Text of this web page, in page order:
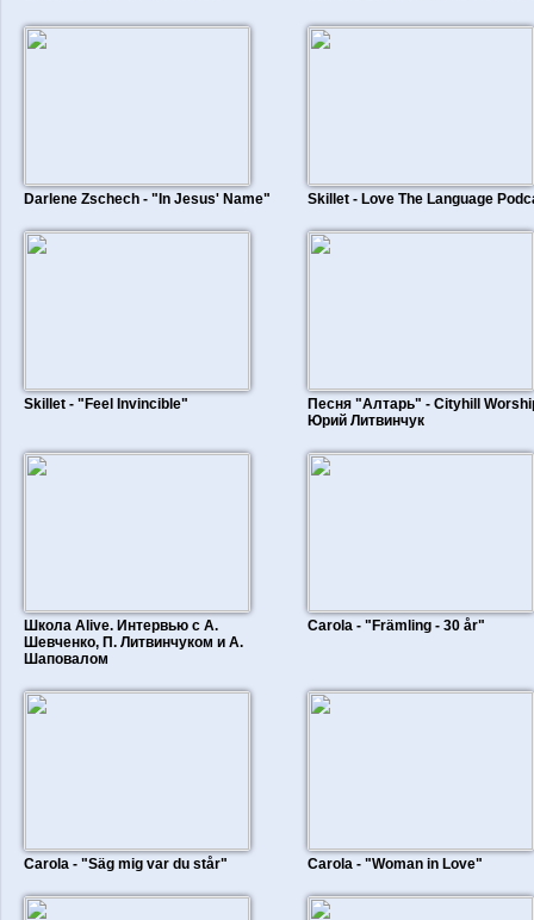
Darlene Zschech - "In Jesus' Name" Skillet - Love The Language
Skillet - "Feel Invincible"
Песня "Алтарь" - Cityhill
Юрий Литвинчук
Школа Alive. Интервью с А.
Шевченко, П. Литвинчуком и А.
Шаповалом
Carola - "Främling - 30 år"
Carola - "Säg mig var du står" Carola - "Woman in Love"